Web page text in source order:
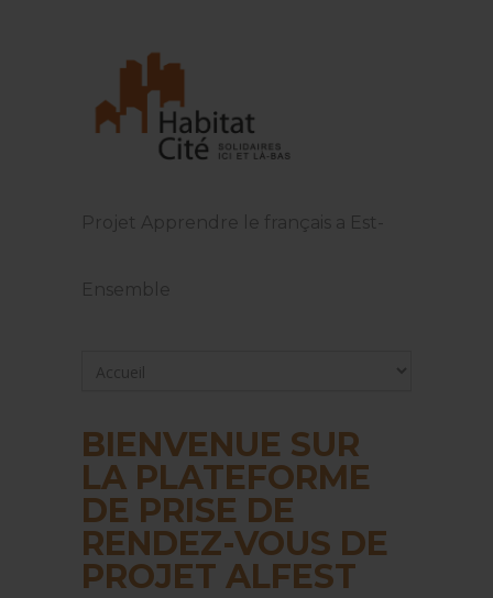
Projet Apprendre le français a Est-
Ensemble
BIENVENUE SUR
LA PLATEFORME
DE PRISE DE
RENDEZ-VOUS DE
PROJET ALFEST